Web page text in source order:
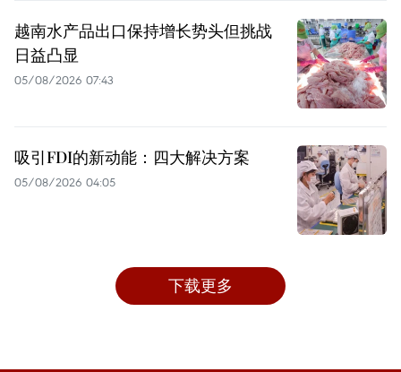
越南水产品出口保持增长势头但挑战
日益凸显
05/08/2026 07:43
吸引FDI的新动能：四大解决方案
05/08/2026 04:05
下载更多